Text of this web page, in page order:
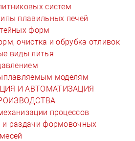
систем
плавильных печей
форм
очистка и обрубка отливок
виды литья
моделям
И АВТОМАТИЗАЦИЯ
процессов
и раздачи формовочных